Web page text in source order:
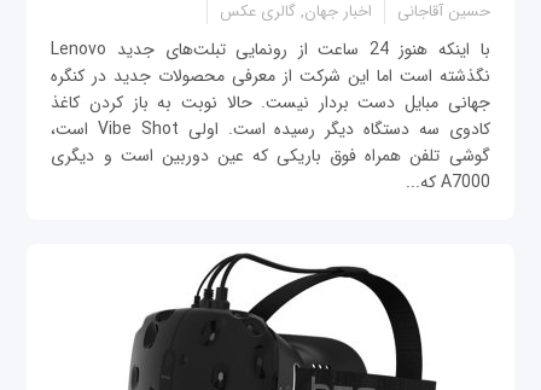
حسین آقاجانی اخبار جهان, گالری عکس
با اینکه هنوز 24 ساعت از رونمایی تبلت‌های جدید Lenovo
نگذشته است اما این شرکت از معرفی محصولات جدید در کنگره
جهانی مبایل دست بردار نیست. حالا نوبت به باز کردن کاغذ
کادوی سه دستگاه دیگر رسیده است. اولی Vibe Shot است،
گوشی تلفن همراه فوق باریکی که عین دوربین است و دیگری
A7000 که...